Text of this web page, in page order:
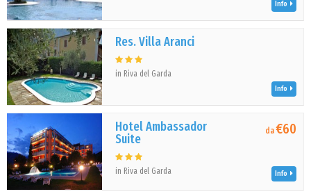
Info
Res. Villa Aranci
in Riva del Garda
Info
Hotel Ambassador
Suite
in Riva del Garda
da€60
Info